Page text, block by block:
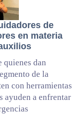
de
en materia
quienes dan
de la
con herramientas
ayuden a enfrentar